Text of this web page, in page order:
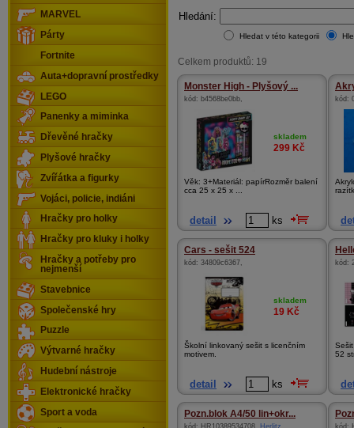
Hledání:
Hledat v této kategorii
Celkem produktů: 19
Monster High - Plyšový ...
kód: b4568be0bb,
skladem
299 Kč
Věk: 3+Materiál: papírRozměr balení
cca 25 x 25 x ...
detail ks
kód:
Cars - sešit 524
kód: 34809c6367,
skladem
19 Kč
Školní linkovaný sešit s licenčním
motivem.
detail ks
kód:
52
Pozn.blok A4/50 lin+okr...
MARVEL
Párty
Fortnite
Auta+dopravní prostředky
LEGO
Panenky a miminka
Dřevěné hračky
Plyšové hračky
Zvířátka a figurky
Vojáci, policie, indiáni
Hračky pro holky
Hračky pro kluky i holky
Hračky a potřeby pro
nejmenší
Stavebnice
Společenské hry
Puzzle
Výtvarné hračky
Hudební nástroje
Elektronické hračky
Sport a voda